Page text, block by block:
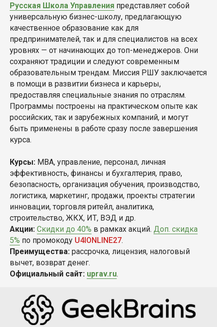
Русская Школа Управления представляет собой
универсальную бизнес-школу, предлагающую
качественное образование как для
предпринимателей, так и для специалистов на всех
уровнях — от начинающих до топ-менеджеров. Они
сохраняют традиции и следуют современным
образовательным трендам. Миссия РШУ заключается
в помощи в развитии бизнеса и карьеры,
предоставляя специальные знания по отраслям.
Программы построены на практическом опыте как
российских, так и зарубежных компаний, и могут
быть применены в работе сразу после завершения
курса.
Курсы: MBA, управление, персонал, личная
эффективность, финансы и бухгалтерия, право,
безопасность, организация обучения, производство,
логистика, маркетинг, продажи, проекты стратегии
инновации, торговля ритейл, аналитика,
строительство, ЖКХ, ИТ, ВЭД и др.
Акции: Скидки до 40% в рамках акций. Доп. скидка
5% по промокоду U4IONLINE27.
Преимущества: рассрочка, лицензия, налоговый
вычет, возврат денег.
Официальный сайт: uprav.ru.